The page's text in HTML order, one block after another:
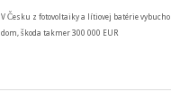
V Česku z fotovoltaiky a lítiovej batérie vybuchol
dom, škoda takmer 300 000 EUR